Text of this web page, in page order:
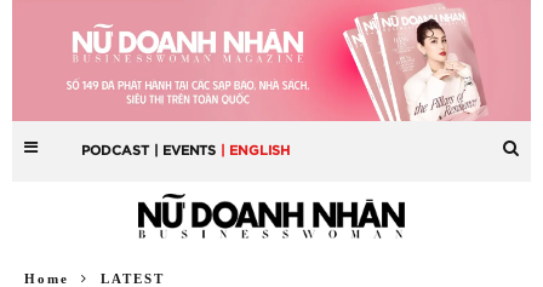
PODCAST | EVENTS | ENGLISH
Home LATEST